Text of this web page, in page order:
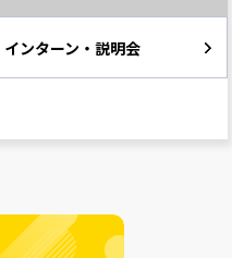
インターン・説明会